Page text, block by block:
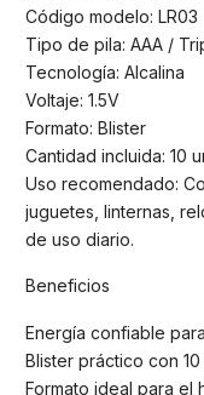
Código modelo: LR03
Tipo de pila: AAA /
Tecnología: Alcalina
Voltaje: 1.5V
Formato: Blister
Cantidad incluida: 10
Uso recomendado:
juguetes, linternas,
de uso diario.
Beneficios
Energía confiable
Blister práctico con 10
Formato ideal para el